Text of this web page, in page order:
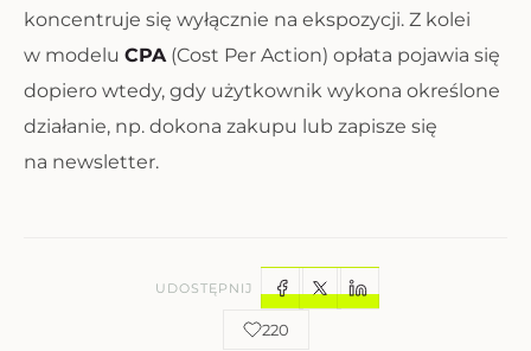
koncentruje się wyłącznie na ekspozycji. Z kolei
w modelu CPA(Cost Per Action) opłata pojawia się
dopiero wtedy, gdy użytkownik wykona określone
działanie, np. dokona zakupu lub zapisze się
na newsletter.
UDOSTĘPNIJ
220